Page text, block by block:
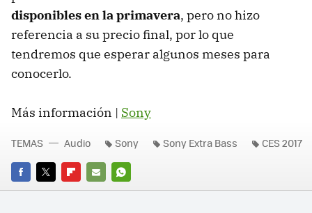
disponibles en la primavera, pero no hizo
referencia a su precio final, por lo que
tendremos que esperar algunos meses para
conocerlo.
Más información | Sony
FACEBOOK
TWITTERFLIPBOARD
E-
WHATSAPP
TEMAS Audio Sony Sony Extra Bass CES 2017